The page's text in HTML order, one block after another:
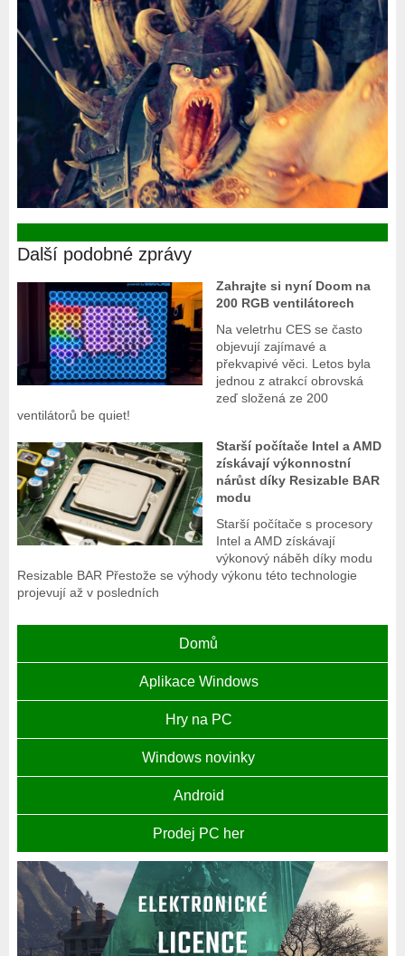
Další podobné zprávy
Zahrajte si nyní Doom na
200 RGB ventilátorech
Na veletrhu CES se často
objevují zajímavé a
překvapivé věci. Letos byla
jednou z atrakcí obrovská
zeď složená ze 200
ventilátorů be quiet!
Starší počítače Intel a AMD
získávají výkonnostní
nárůst díky Resizable BAR
modu
Starší počítače s procesory
Intel a AMD získávají
výkonový náběh díky modu
Resizable BAR Přestože se výhody výkonu této technologie
projevují až v posledních
Domů
Aplikace Windows
Hry na PC
Windows novinky
Android
Prodej PC her